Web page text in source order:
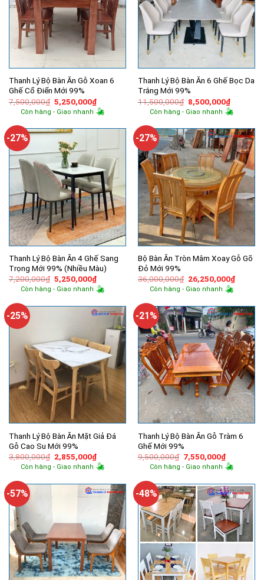
Thanh Lý Bộ Bàn Ăn Gỗ Xoan 6
Ghế Cổ Điển Mới 99%
7,500,000₫ Giá
gốc
là:
5,250,000₫Giá
hiện
tại
5,250,000₫.
Còn hàng - Giao nhanh
Thanh Lý Bộ Bàn Ăn 6 Ghế Bọc Da
Trắng Mới 99%
11,500,000₫ Giá
gốc
là:
8,500,000₫Giá
hiện
tại
Còn hàng - Giao nhanh
-27%
Thanh Lý Bộ Bàn Ăn 4 Ghế Sang
Trọng Mới 99% (Nhiều Màu)
7,200,000₫ Giá
gốc
là:
5,250,000₫Giá
hiện
tại
5,250,000₫.
Còn hàng - Giao nhanh
-27%
Bộ Bàn Ăn Tròn Mâm Xoay Gỗ Gõ
Đỏ Mới 99%
36,000,000₫ Giá
gốc
là:
26,250,000₫Giá
hiện
Còn hàng - Giao nhanh
-25%
Thanh Lý Bộ Bàn Ăn Mặt Giả Đá
Gỗ Cao Su Mới 99%
3,800,000₫ Giá
gốc
là:
2,855,000₫Giá
hiện
tại
2,855,000₫.
Còn hàng - Giao nhanh
-21%
Thanh Lý Bộ Bàn Ăn Gỗ Tràm 6
Ghế Mới 99%
9,500,000₫ Giá
gốc
là:
7,550,000₫Giá
hiện
tại
Còn hàng - Giao nhanh
-57% -48%